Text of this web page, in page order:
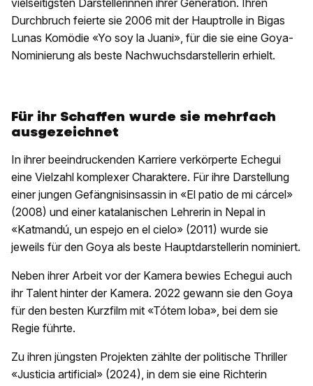
vielseitigsten Darstellerinnen ihrer Generation. Ihren
Durchbruch feierte sie 2006 mit der Hauptrolle in Bigas
Lunas Komödie «Yo soy la Juani», für die sie eine Goya-
Nominierung als beste Nachwuchsdarstellerin erhielt.
Für ihr Schaffen wurde sie mehrfach
ausgezeichnet
In ihrer beeindruckenden Karriere verkörperte Echegui
eine Vielzahl komplexer Charaktere. Für ihre Darstellung
einer jungen Gefängnisinsassin in «El patio de mi cárcel»
(2008) und einer katalanischen Lehrerin in Nepal in
«Katmandú, un espejo en el cielo» (2011) wurde sie
jeweils für den Goya als beste Hauptdarstellerin nominiert.
Neben ihrer Arbeit vor der Kamera bewies Echegui auch
ihr Talent hinter der Kamera. 2022 gewann sie den Goya
für den besten Kurzfilm mit «Tótem loba», bei dem sie
Regie führte.
Zu ihren jüngsten Projekten zählte der politische Thriller
«Justicia artificial» (2024), in dem sie eine Richterin